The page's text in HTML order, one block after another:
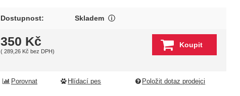
Dostupnost: Skladem
350 Kč
( 289,26 Kč bez DPH)
Koupit
Porovnat Hlídací pes Položit dotaz prodejci